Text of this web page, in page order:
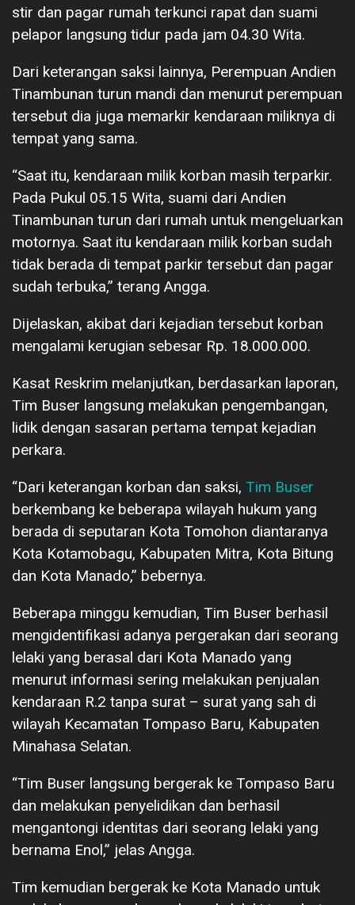
stir dan pagar rumah terkunci rapat dan suami
pelapor langsung tidur pada jam 04.30 Wita.
Dari keterangan saksi lainnya, Perempuan Andien
Tinambunan turun mandi dan menurut perempuan
tersebut dia juga memarkir kendaraan miliknya di
tempat yang sama.
“Saat itu, kendaraan milik korban masih terparkir.
Pada Pukul 05.15 Wita, suami dari Andien
Tinambunan turun dari rumah untuk mengeluarkan
motornya. Saat itu kendaraan milik korban sudah
tidak berada di tempat parkir tersebut dan pagar
sudah terbuka,” terang Angga.
Dijelaskan, akibat dari kejadian tersebut korban
mengalami kerugian sebesar Rp. 18.000.000.
Kasat Reskrim melanjutkan, berdasarkan laporan,
Tim Buser langsung melakukan pengembangan,
lidik dengan sasaran pertama tempat kejadian
perkara.
“Dari keterangan korban dan saksi, Tim Buser
berkembang ke beberapa wilayah hukum yang
berada di seputaran Kota Tomohon diantaranya
Kota Kotamobagu, Kabupaten Mitra, Kota Bitung
dan Kota Manado,” bebernya.
Beberapa minggu kemudian, Tim Buser berhasil
mengidentifikasi adanya pergerakan dari seorang
lelaki yang berasal dari Kota Manado yang
menurut informasi sering melakukan penjualan
kendaraan R.2 tanpa surat – surat yang sah di
wilayah Kecamatan Tompaso Baru, Kabupaten
Minahasa Selatan.
“Tim Buser langsung bergerak ke Tompaso Baru
dan melakukan penyelidikan dan berhasil
mengantongi identitas dari seorang lelaki yang
bernama Enol,” jelas Angga.
Tim kemudian bergerak ke Kota Manado untuk